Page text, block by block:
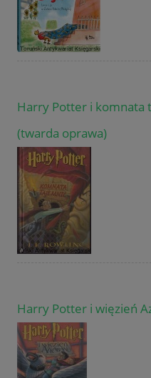
Harry Potter i komnata
(twarda oprawa)
Harry Potter i więzień